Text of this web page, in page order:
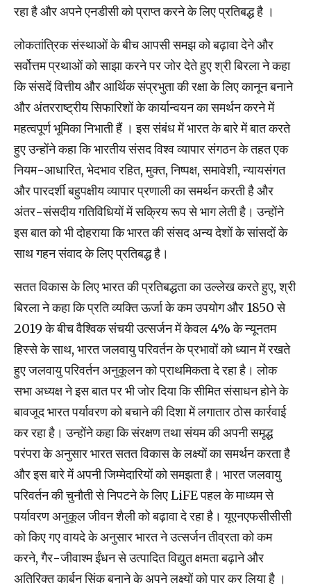
रहा है और अपने एनडीसी को प्राप्त करने के लिए प्रतिबद्ध है ।
लोकतांत्रिक संस्थाओं के बीच आपसी समझ को बढ़ावा देने और
सर्वोत्तम प्रथाओं को साझा करने पर जोर देते हुए श्री बिरला ने कहा
कि संसदें वित्तीय और आर्थिक संप्रभुता की रक्षा के लिए कानून बनाने
और अंतरराष्ट्रीय सिफारिशों के कार्यान्वयन का समर्थन करने में
महत्वपूर्ण भूमिका निभाती हैं । इस संबंध में भारत के बारे में बात करते
हुए उन्होंने कहा कि भारतीय संसद विश्व व्यापार संगठन के तहत एक
नियम-आधारित, भेदभाव रहित, मुक्त, निष्पक्ष, समावेशी, न्यायसंगत
और पारदर्शी बहुपक्षीय व्यापार प्रणाली का समर्थन करती है और
अंतर-संसदीय गतिविधियों में सक्रिय रूप से भाग लेती है। उन्होंने
इस बात को भी दोहराया कि भारत की संसद अन्य देशों के सांसदों के
साथ गहन संवाद के लिए प्रतिबद्ध है।
सतत विकास के लिए भारत की प्रतिबद्धता का उल्लेख करते हुए, श्री
बिरला ने कहा कि प्रति व्यक्ति ऊर्जा के कम उपयोग और 1850 से
2019 के बीच वैश्विक संचयी उत्सर्जन में केवल 4% के न्यूनतम
हिस्से के साथ, भारत जलवायु परिवर्तन के प्रभावों को ध्यान में रखते
हुए जलवायु परिवर्तन अनुकूलन को प्राथमिकता दे रहा है। लोक
सभा अध्यक्ष ने इस बात पर भी जोर दिया कि सीमित संसाधन होने के
बावजूद भारत पर्यावरण को बचाने की दिशा में लगातार ठोस कार्रवाई
कर रहा है। उन्होंने कहा कि संरक्षण तथा संयम की अपनी समृद्ध
परंपरा के अनुसार भारत सतत विकास के लक्ष्यों का समर्थन करता है
और इस बारे में अपनी जिम्मेदारियों को समझता है। भारत जलवायु
परिवर्तन की चुनौती से निपटने के लिए LiFE पहल के माध्यम से
पर्यावरण अनुकूल जीवन शैली को बढ़ावा दे रहा है। यूएनएफसीसीसी
को किए गए वायदे के अनुसार भारत ने उत्सर्जन तीव्रता को कम
करने, गैर-जीवाश्म ईंधन से उत्पादित विद्युत क्षमता बढ़ाने और
अतिरिक्त कार्बन सिंक बनाने के अपने लक्ष्यों को पार कर लिया है ।